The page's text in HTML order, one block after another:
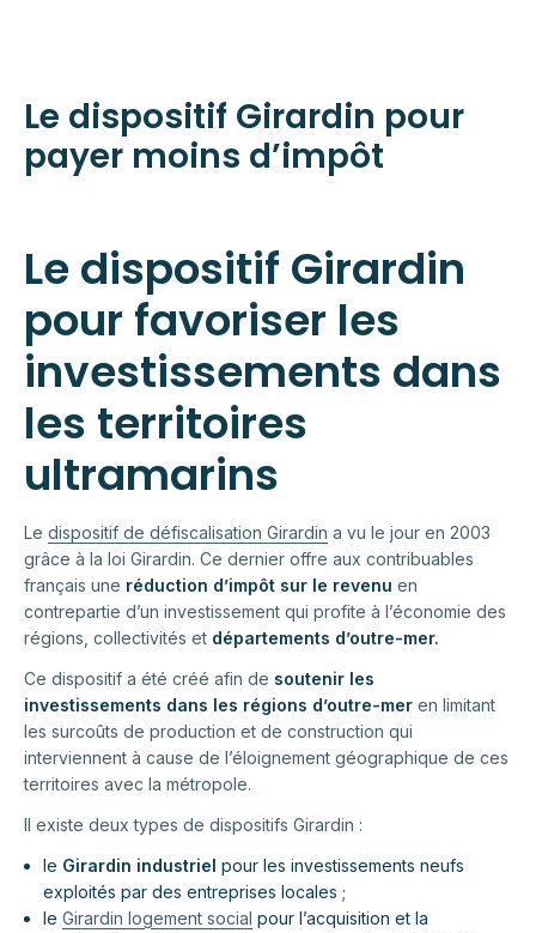
Le dispositif Girardin pour
payer moins d’impôt
Le dispositif Girardin
pour favoriser les
investissements dans
les territoires
ultramarins
Le dispositif de défiscalisation Girardin a vu le jour en 2003
grâce à la loi Girardin. Ce dernier offre aux contribuables
français une réduction d’impôt sur le revenu en
contrepartie d’un investissement qui profite à l’économie des
régions, collectivités et départements d’outre-mer.
Ce dispositif a été créé afin de soutenir les
investissements dans les régions d’outre-mer en limitant
les surcoûts de production et de construction qui
interviennent à cause de l’éloignement géographique de ces
territoires avec la métropole.
Il existe deux types de dispositifs Girardin :
le Girardin industriel pour les investissements neufs
exploités par des entreprises locales ;
le Girardin logement social pour l’acquisition et la